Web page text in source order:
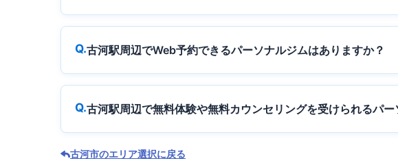
古河駅周辺でWeb予約できるパーソナルジムはありますか？
古河駅周辺で無料体験や無料カウンセリングを受けられるパ
古河市のエリア選択に戻る